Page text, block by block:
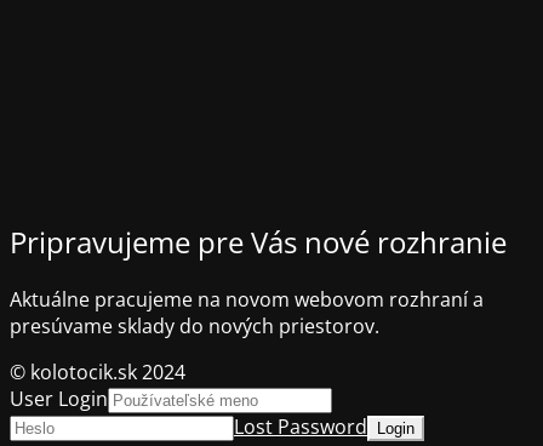
Pripravujeme pre Vás nové rozhranie
Aktuálne pracujeme na novom webovom rozhraní a
presúvame sklady do nových priestorov.
© kolotocik.sk 2024
User Login
Lost Password